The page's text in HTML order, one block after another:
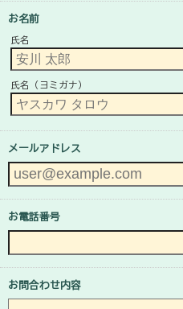
お名前
氏名
氏名（ヨミガナ）
メールアドレス
お電話番号
お問合わせ内容